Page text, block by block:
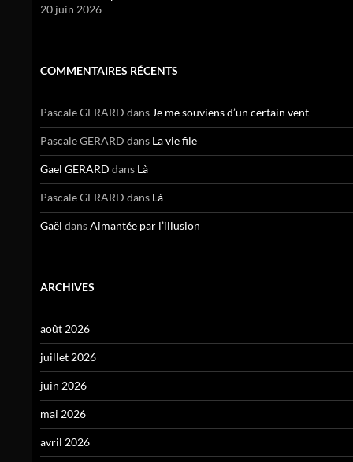
20 juin 2026
COMMENTAIRES RÉCENTS
Pascale GERARD dans Je me souviens d’un certain vent
Pascale GERARD dans La vie file
Gael GERARD dans Là
Pascale GERARD dans Là
Gaël dansAimantée par l’illusion
ARCHIVES
août 2026
juillet 2026
juin 2026
mai 2026
avril 2026